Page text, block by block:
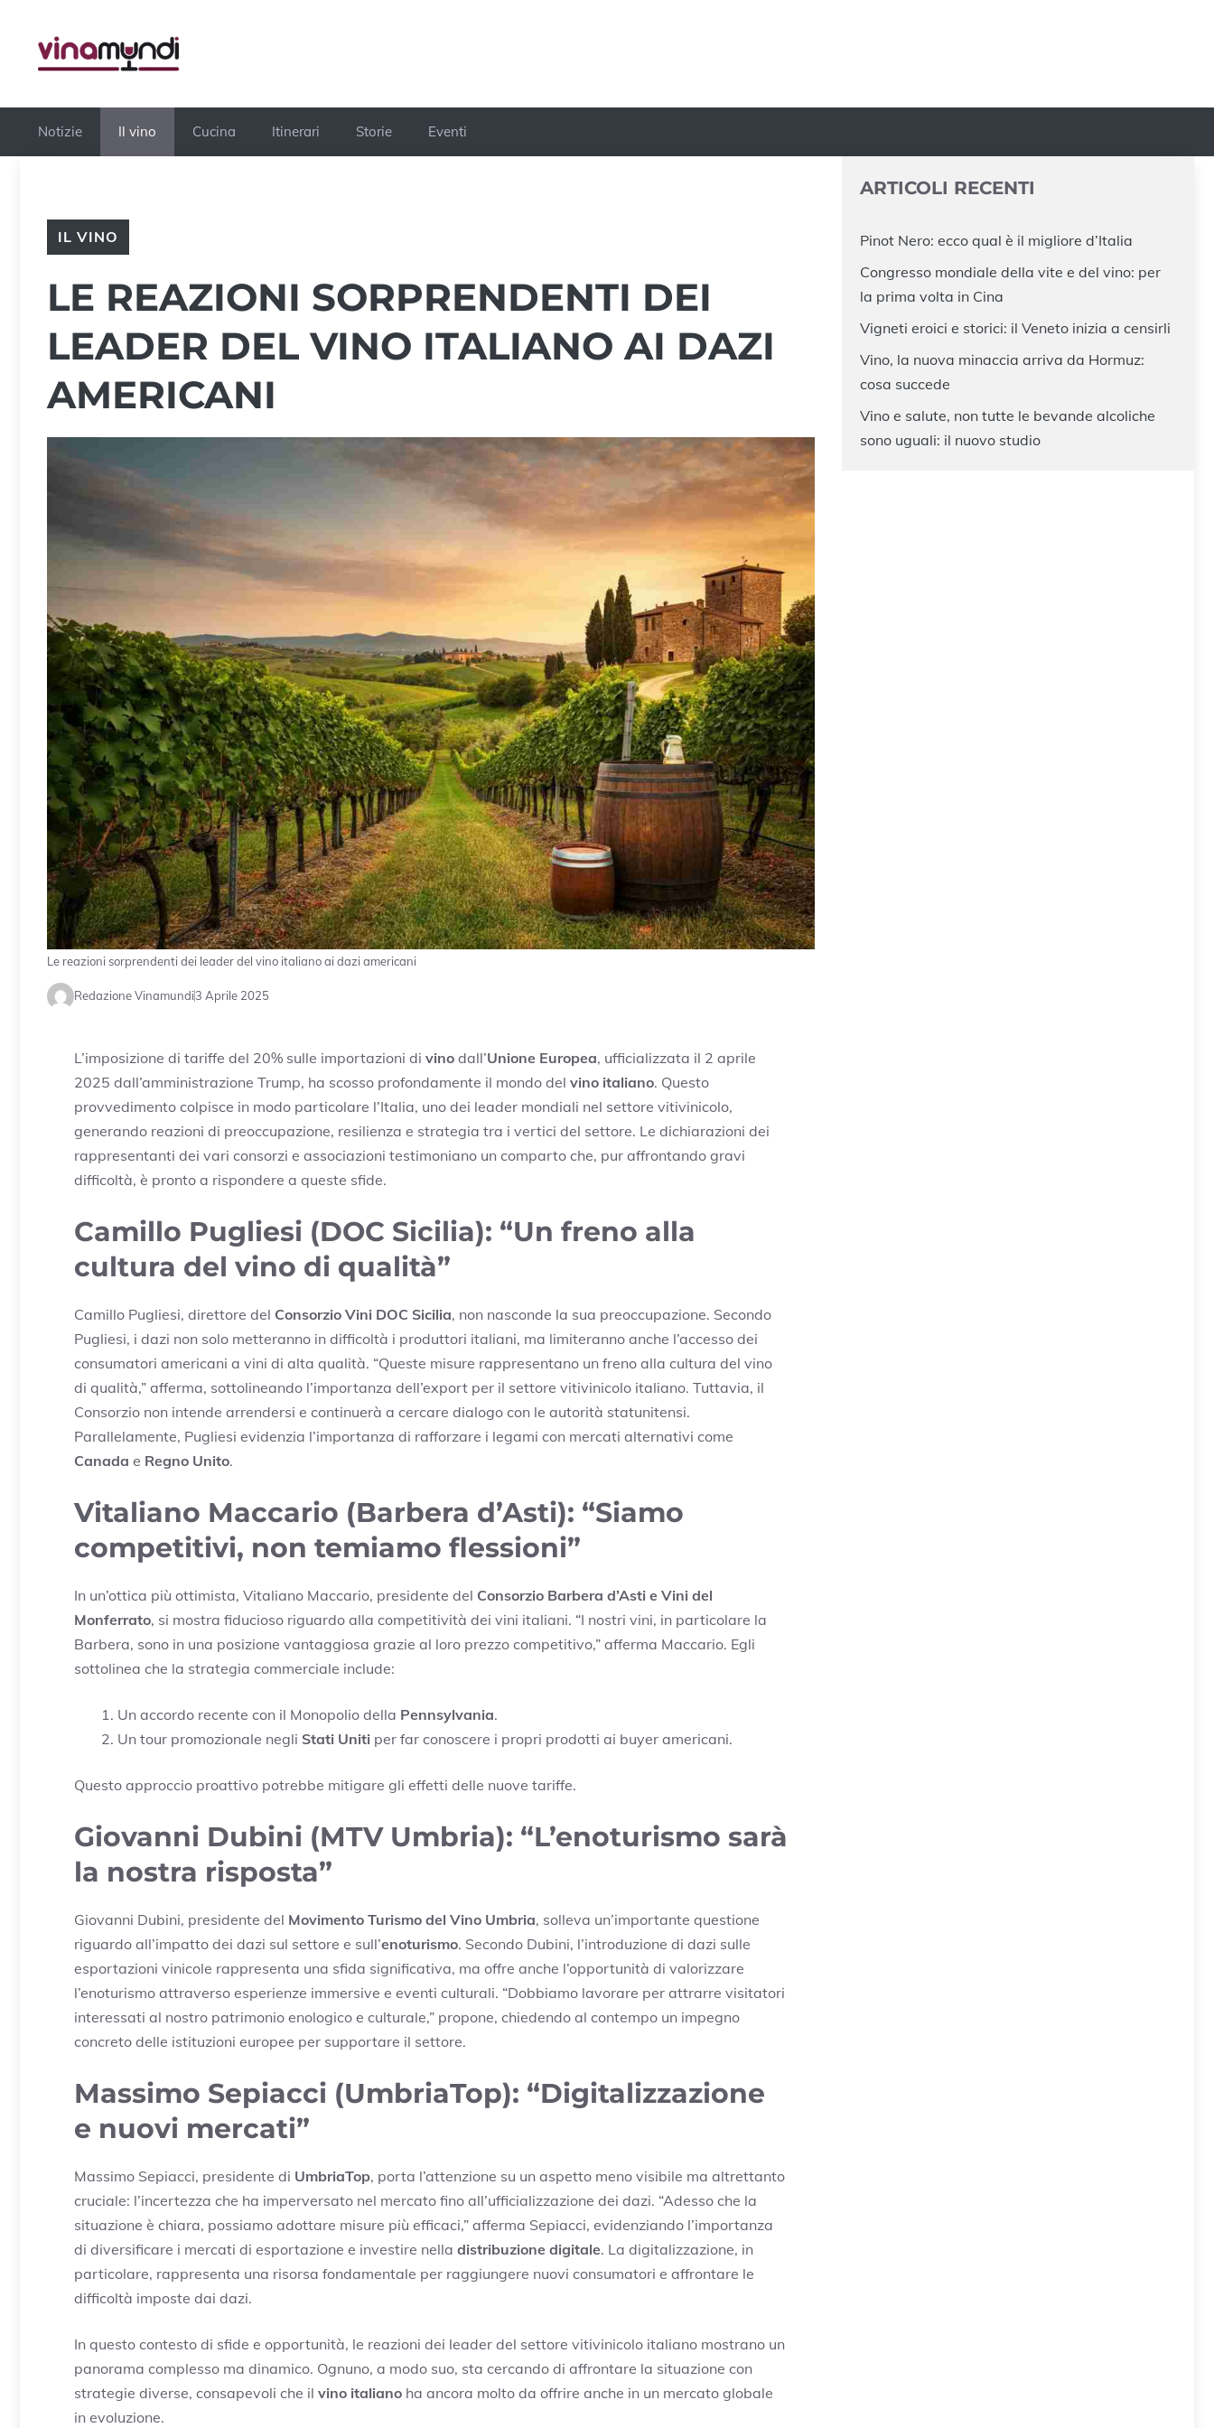
contenuto
Notizie Il vino Cucina Itinerari Storie Eventi
IL VINO
LE REAZIONI SORPRENDENTI DEI
LEADER DEL VINO ITALIANO AI DAZI
AMERICANI
Le reazioni sorprendenti dei leader del vino italiano ai dazi americani
Redazione Vinamundi3 Aprile 2025
L’imposizione di tariffe del 20% sulle importazioni di vino dall’Unione Europea, ufficializzata il 2 aprile
2025 dall’amministrazione Trump, ha scosso profondamente il mondo del vino italiano. Questo
provvedimento colpisce in modo particolare l’Italia, uno dei leader mondiali nel settore vitivinicolo,
generando reazioni di preoccupazione, resilienza e strategia tra i vertici del settore. Le dichiarazioni dei
rappresentanti dei vari consorzi e associazioni testimoniano un comparto che, pur affrontando gravi
difficoltà, è pronto a rispondere a queste sfide.
Camillo Pugliesi (DOC Sicilia): “Un freno alla
cultura del vino di qualità”
Camillo Pugliesi, direttore del Consorzio Vini DOC Sicilia, non nasconde la sua preoccupazione. Secondo
Pugliesi, i dazi non solo metteranno in difficoltà i produttori italiani, ma limiteranno anche l’accesso dei
consumatori americani a vini di alta qualità. “Queste misure rappresentano un freno alla cultura del vino
di qualità,” afferma, sottolineando l’importanza dell’export per il settore vitivinicolo italiano. Tuttavia, il
Consorzio non intende arrendersi e continuerà a cercare dialogo con le autorità statunitensi.
Parallelamente, Pugliesi evidenzia l’importanza di rafforzare i legami con mercati alternativi come
Canada e Regno Unito.
Vitaliano Maccario (Barbera d’Asti): “Siamo
competitivi, non temiamo flessioni”
In un’ottica più ottimista, Vitaliano Maccario, presidente del Consorzio Barbera d’Asti e Vini del
Monferrato, si mostra fiducioso riguardo alla competitività dei vini italiani. “I nostri vini, in particolare la
Barbera, sono in una posizione vantaggiosa grazie al loro prezzo competitivo,” afferma Maccario. Egli
sottolinea che la strategia commerciale include:
Un accordo recente con il Monopolio della Pennsylvania.
Un tour promozionale negli Stati Uniti per far conoscere i propri prodotti ai buyer americani.
Questo approccio proattivo potrebbe mitigare gli effetti delle nuove tariffe.
Giovanni Dubini (MTV Umbria): “L’enoturismo sarà
la nostra risposta”
Giovanni Dubini, presidente del Movimento Turismo del Vino Umbria, solleva un’importante questione
riguardo all’impatto dei dazi sul settore e sull’enoturismo. Secondo Dubini, l’introduzione di dazi sulle
esportazioni vinicole rappresenta una sfida significativa, ma offre anche l’opportunità di valorizzare
l’enoturismo attraverso esperienze immersive e eventi culturali. “Dobbiamo lavorare per attrarre visitatori
interessati al nostro patrimonio enologico e culturale,” propone, chiedendo al contempo un impegno
concreto delle istituzioni europee per supportare il settore.
Massimo Sepiacci (UmbriaTop): “Digitalizzazione
e nuovi mercati”
Massimo Sepiacci, presidente di UmbriaTop, porta l’attenzione su un aspetto meno visibile ma altrettanto
cruciale: l’incertezza che ha imperversato nel mercato fino all’ufficializzazione dei dazi. “Adesso che la
situazione è chiara, possiamo adottare misure più efficaci,” afferma Sepiacci, evidenziando l’importanza
di diversificare i mercati di esportazione e investire nella distribuzione digitale. La digitalizzazione, in
particolare, rappresenta una risorsa fondamentale per raggiungere nuovi consumatori e affrontare le
difficoltà imposte dai dazi.
In questo contesto di sfide e opportunità, le reazioni dei leader del settore vitivinicolo italiano mostrano un
panorama complesso ma dinamico. Ognuno, a modo suo, sta cercando di affrontare la situazione con
strategie diverse, consapevoli che il vino italiano ha ancora molto da offrire anche in un mercato globale
in evoluzione.
ARTICOLI RECENTI
Pinot Nero: ecco qual è il migliore d’Italia
Congresso mondiale della vite e del vino: per
la prima volta in Cina
Vigneti eroici e storici: il Veneto inizia a censirli
Vino, la nuova minaccia arriva da Hormuz:
cosa succede
Vino e salute, non tutte le bevande alcoliche
sono uguali: il nuovo studio